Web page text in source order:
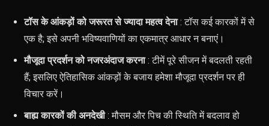
टॉस के आंकड़ों को जरूरत से ज्यादा महत्व देना: टॉस कई कारकों में से
एक है; इसे अपनी भविष्यवाणियों का एकमात्र आधार न बनाएं।
मौजूदा प्रदर्शन को नजरअंदाज करना: टीमें पूरे सीजन में बदलती रहती
हैं; इसलिए ऐतिहासिक आंकड़ों के बजाय हमेशा मौजूदा प्रदर्शन पर ही
विचार करें।
बाह्य कारकों की अनदेखी: मौसम और पिच की स्थिति में बदलाव हो